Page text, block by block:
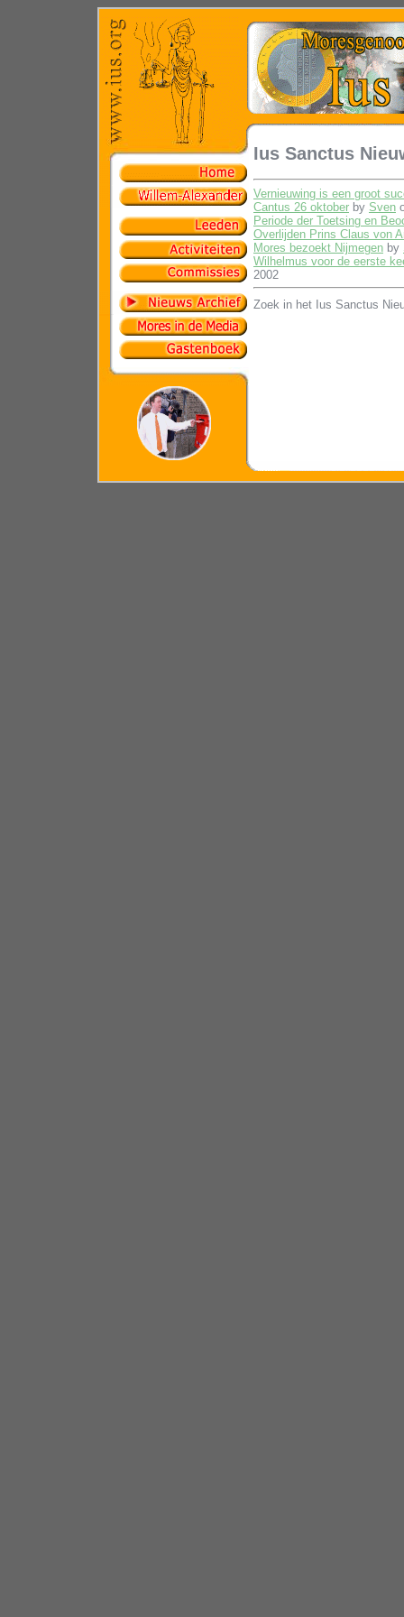
Ius Sanctus
Vernieuwing is een groot
Cantus 26 oktober by Sven
Periode der Toetsing en
Overlijden Prins Claus von
Mores bezoekt Nijmegen by
Wilhelmus voor de eerste
2002
Zoek in het Ius Sanctus